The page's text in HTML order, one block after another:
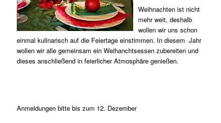
Weihnachten ist nicht
mehr weit, deshalb
wollen wir uns schon
einmal kulinarisch auf die Feiertage einstimmen. In diesem Jahr
wollen wir alle gemeinsam ein Weihanchtsessen zubereiten und
dieses anschließend in feierlicher Atmosphäre genießen.
Anmeldungen bitte bis zum 12. Dezember